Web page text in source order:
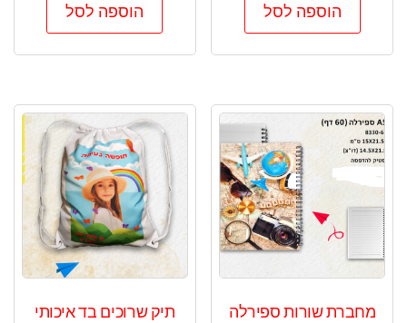
הוספה לסל הוספה לסל
מחברת שורות ספירלה תיק שרוכים בד איכותי